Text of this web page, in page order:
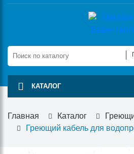
КАТАЛОГ
Главная Каталог
Греющий кабель для